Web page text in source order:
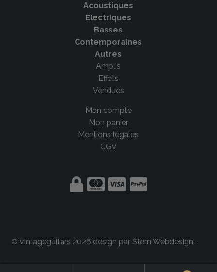
Acoustiques
Electriques
Basses
Contemporaines
Autres
Amplis
Effets
Vendues
Mon compte
Mon panier
Mentions légales
CGV
© vintageguitars 2026 design par Stern Webdesign.